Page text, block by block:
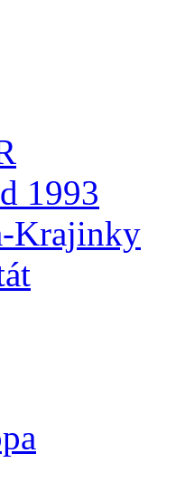
1993
Krajinky